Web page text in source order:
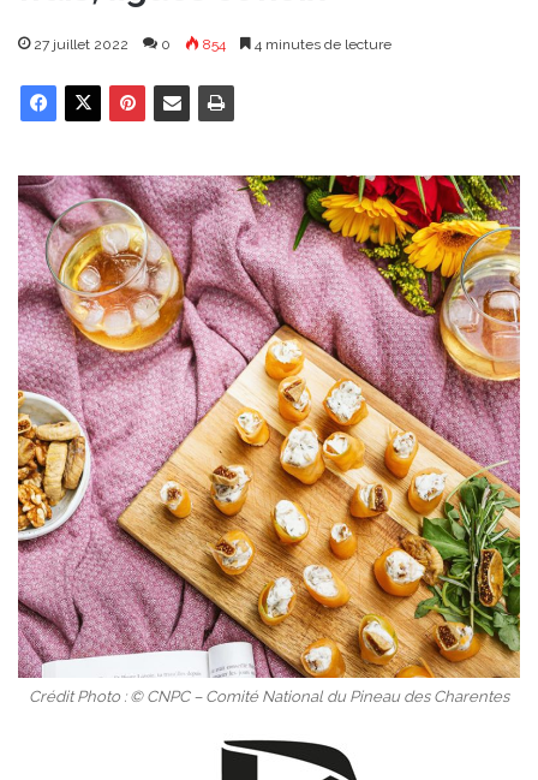
27 juillet 2022 0 854 4 minutes de lecture
Crédit Photo : © CNPC – Comité National du Pineau des Charentes